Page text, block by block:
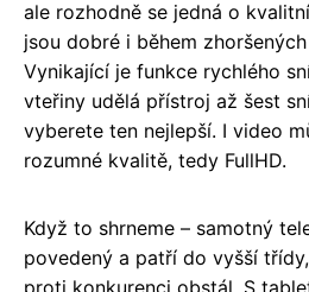
ale rozhodně se jedná o
jsou dobré i během
Vynikající je funkce rychlého
vteřiny udělá přístroj až šest
vyberete ten nejlepší. I video
rozumné kvalitě, tedy FullHD.
Když to shrneme – samotný
povedený a patří do vyšší
proti konkurenci obstál. S